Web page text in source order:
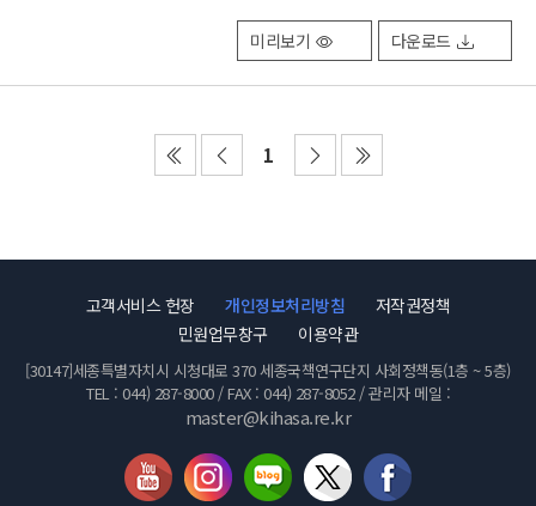
미리보기 다운로드
첫
로
이
동
이
지
로
이
동
1
다
지
로
이
동
끝
로
동
고객서비스 헌장 개인정보처리방침
저작권정책
민원업무창구
이용약관
[30147]세종특별자치시 시청대로 370 세종국책연구단지 사회정책동(1층 ~ 5층)
TEL : 044) 287-8000 / FAX : 044) 287-8052 / 관리자 메일 :
master@kihasa.re.kr